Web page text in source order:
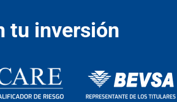
tu inversión